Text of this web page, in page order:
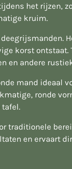
het rijzen,
kruim.
korst
en andere
mand ideaal
ronde
tafel.
traditionele
en ervaart